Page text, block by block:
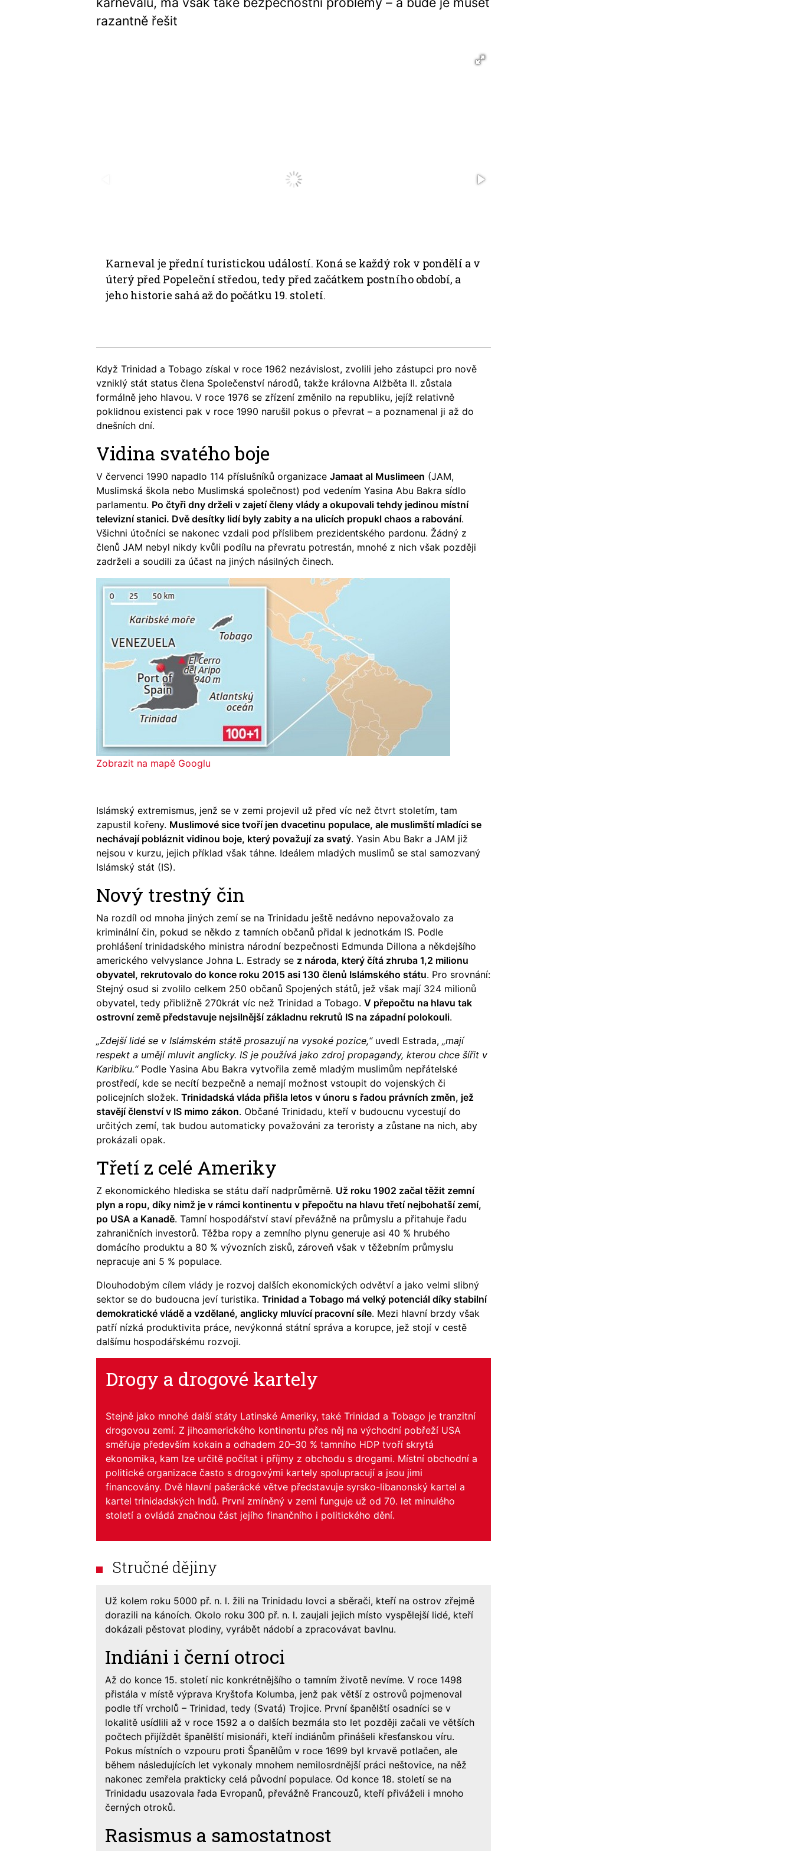
razantně řešit
Karneval je přední turistickou událostí. Koná se každý rok v pondělí a v
úterý před Popeleční středou, tedy před začátkem postního období, a
jeho historie sahá až do počátku 19. století.
Když Trinidad a Tobago získal v roce 1962 nezávislost, zvolili jeho zástupci pro nově
vzniklý stát status člena Společenství národů, takže královna Alžběta II. zůstala
formálně jeho hlavou. V roce 1976 se zřízení změnilo na republiku, jejíž relativně
poklidnou existenci pak v roce 1990 narušil pokus o převrat – a poznamenal ji až do
dnešních dní.
Vidina svatého boje
V červenci 1990 napadlo 114 příslušníků organizace Jamaat al Muslimeen (JAM,
Muslimská škola nebo Muslimská společnost) pod vedením Yasina Abu Bakra sídlo
parlamentu. Po čtyři dny drželi v zajetí členy vlády a okupovali tehdy jedinou místní
televizní stanici. Dvě desítky lidí byly zabity a na ulicích propukl chaos a rabování.
Všichni útočníci se nakonec vzdali pod příslibem prezidentského pardonu. Žádný z
členů JAM nebyl nikdy kvůli podílu na převratu potrestán, mnohé z nich však později
zadrželi a soudili za účast na jiných násilných činech.
Zobrazit na mapě Googlu
Islámský extremismus, jenž se v zemi projevil už před víc než čtvrt stoletím, tam
zapustil kořeny. Muslimové sice tvoří jen dvacetinu populace, ale muslimští mladíci se
nechávají pobláznit vidinou boje, který považují za svatý. Yasin Abu Bakr a JAM již
nejsou v kurzu, jejich příklad však táhne. Ideálem mladých muslimů se stal samozvaný
Islámský stát (IS).
Nový trestný čin
Na rozdíl od mnoha jiných zemí se na Trinidadu ještě nedávno nepovažovalo za
kriminální čin, pokud se někdo z tamních občanů přidal k jednotkám IS. Podle
prohlášení trinidadského ministra národní bezpečnosti Edmunda Dillona a někdejšího
amerického velvyslance Johna L. Estrady se z národa, který čítá zhruba 1,2 milionu
obyvatel, rekrutovalo do konce roku 2015 asi 130 členů Islámského státu. Pro srovnání:
Stejný osud si zvolilo celkem 250 občanů Spojených států, jež však mají 324 milionů
obyvatel, tedy přibližně 270krát víc než Trinidad a Tobago. V přepočtu na hlavu tak
ostrovní země představuje nejsilnější základnu rekrutů IS na západní polokouli.
„Zdejší lidé se v Islámském státě prosazují na vysoké pozice,“uvedl Estrada, „mají
respekt a umějí mluvit anglicky. IS je používá jako zdroj propagandy, kterou chce šířit v
Karibiku.“Podle Yasina Abu Bakra vytvořila země mladým muslimům nepřátelské
prostředí, kde se necítí bezpečně a nemají možnost vstoupit do vojenských či
policejních složek. Trinidadská vláda přišla letos v únoru s řadou právních změn, jež
stavějí členství v IS mimo zákon. Občané Trinidadu, kteří v budoucnu vycestují do
určitých zemí, tak budou automaticky považováni za teroristy a zůstane na nich, aby
prokázali opak.
Třetí z celé Ameriky
Z ekonomického hlediska se státu daří nadprůměrně. Už roku 1902 začal těžit zemní
plyn a ropu, díky nimž je v rámci kontinentu v přepočtu na hlavu třetí nejbohatší zemí,
po USA a Kanadě. Tamní hospodářství staví převážně na průmyslu a přitahuje řadu
zahraničních investorů. Těžba ropy a zemního plynu generuje asi 40 % hrubého
domácího produktu a 80 % vývozních zisků, zároveň však v těžebním průmyslu
nepracuje ani 5 % populace.
Dlouhodobým cílem vlády je rozvoj dalších ekonomických odvětví a jako velmi slibný
sektor se do budoucna jeví turistika. Trinidad a Tobago má velký potenciál díky stabilní
demokratické vládě a vzdělané, anglicky mluvící pracovní síle. Mezi hlavní brzdy však
patří nízká produktivita práce, nevýkonná státní správa a korupce, jež stojí v cestě
dalšímu hospodářskému rozvoji.
Drogy a drogové kartely
Stejně jako mnohé další státy Latinské Ameriky, také Trinidad a Tobago je tranzitní
drogovou zemí. Z jihoamerického kontinentu přes něj na východní pobřeží USA
směřuje především kokain a odhadem 20–30 % tamního HDP tvoří skrytá
ekonomika, kam lze určitě počítat i příjmy z obchodu s drogami. Místní obchodní a
politické organizace často s drogovými kartely spolupracují a jsou jimi
financovány. Dvě hlavní pašerácké větve představuje syrsko-libanonský kartel a
kartel trinidadských Indů. První zmíněný v zemi funguje už od 70. let minulého
století a ovládá značnou část jejího finančního i politického dění.
Stručné dějiny
Už kolem roku 5000 př. n. l. žili na Trinidadu lovci a sběrači, kteří na ostrov zřejmě
dorazili na kánoích. Okolo roku 300 př. n. l. zaujali jejich místo vyspělejší lidé, kteří
dokázali pěstovat plodiny, vyrábět nádobí a zpracovávat bavlnu.
Indiáni i černí otroci
Až do konce 15. století nic konkrétnějšího o tamním životě nevíme. V roce 1498
přistála v místě výprava Kryštofa Kolumba, jenž pak větší z ostrovů pojmenoval
podle tří vrcholů – Trinidad, tedy (Svatá) Trojice. První španělští osadníci se v
lokalitě usídlili až v roce 1592 a o dalších bezmála sto let později začali ve větších
počtech přijíždět španělští misionáři, kteří indiánům přinášeli křesťanskou víru.
Pokus místních o vzpouru proti Španělům v roce 1699 byl krvavě potlačen, ale
během následujících let vykonaly mnohem nemilosrdnější práci neštovice, na něž
nakonec zemřela prakticky celá původní populace. Od konce 18. století se na
Trinidadu usazovala řada Evropanů, převážně Francouzů, kteří přiváželi i mnoho
černých otroků.
Rasismus a samostatnost